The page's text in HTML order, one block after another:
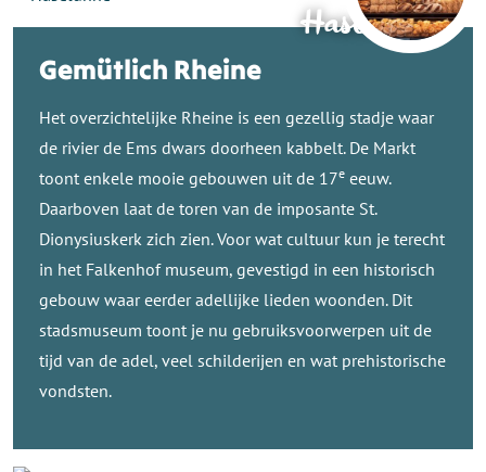
Haselunne
Gemütlich Rheine
Het overzichtelijke Rheine is een gezellig stadje waar
de rivier de Ems dwars doorheen kabbelt. De Markt
toont enkele mooie gebouwen uit de 17e eeuw.
Daarboven laat de toren van de imposante St.
Dionysiuskerk zich zien. Voor wat cultuur kun je terecht
in het Falkenhof museum, gevestigd in een historisch
gebouw waar eerder adellijke lieden woonden. Dit
stadsmuseum toont je nu gebruiksvoorwerpen uit de
tijd van de adel, veel schilderijen en wat prehistorische
vondsten.